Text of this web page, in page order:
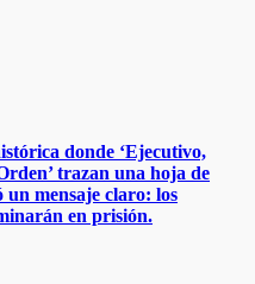
donde ‘Ejecutivo,
trazan una hoja de
mensaje claro: los
en prisión.